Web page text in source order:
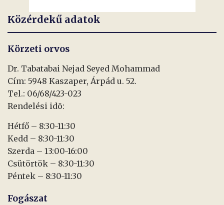
Közérdekű adatok
Körzeti orvos
Dr. Tabatabai Nejad Seyed Mohammad
Cím: 5948 Kaszaper, Árpád u. 52.
Tel.: 06/68/423-023
Rendelési idõ:
Hétfő – 8:30-11:30
Kedd – 8:30-11:30
Szerda – 13:00-16:00
Csütörtök – 8:30-11:30
Péntek – 8:30-11:30
Fogászat